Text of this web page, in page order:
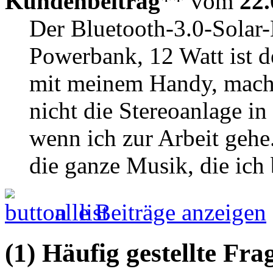
Der Bluetooth-3.0-
Powerbank, 12 Watt ist
mit meinem Handy,
nicht die Stereoanlage
wenn ich zur Arbeit
die ganze Musik, die ich
alle Beiträge anzeigen
(1) Häufig gestellte